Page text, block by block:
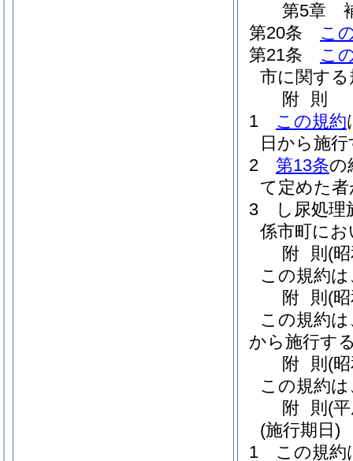
第5章
第20条
こ
第21条
こ
市に関す
附 則
1
この規約
日から施
2
第13条の
て定めた
3
し尿処
係市町に
附 則 (
この規約
附 則 (
この規約
から施行す
附 則 (
この規約
附 則 (
(施行期日)
1
この規約